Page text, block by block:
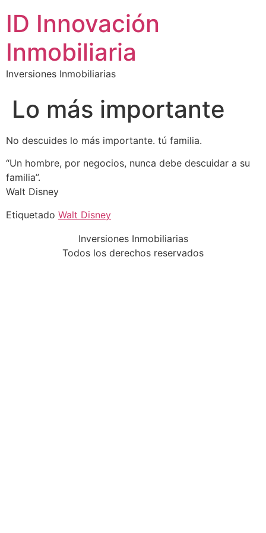
ID Innovación
Inmobiliaria
Inversiones Inmobiliarias
Lo más importante
No descuides lo más importante. tú familia.
“Un hombre, por negocios, nunca debe descuidar a su
familia”.
Walt Disney
Etiquetado Walt Disney
Inversiones Inmobiliarias
Todos los derechos reservados